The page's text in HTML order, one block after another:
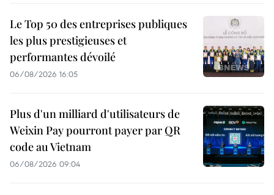
Le Top 50 des entreprises publiques
les plus prestigieuses et
performantes dévoilé
06/08/2026 16:05
Plus d'un milliard d'utilisateurs de
Weixin Pay pourront payer par QR
code au Vietnam
06/08/2026 09:04